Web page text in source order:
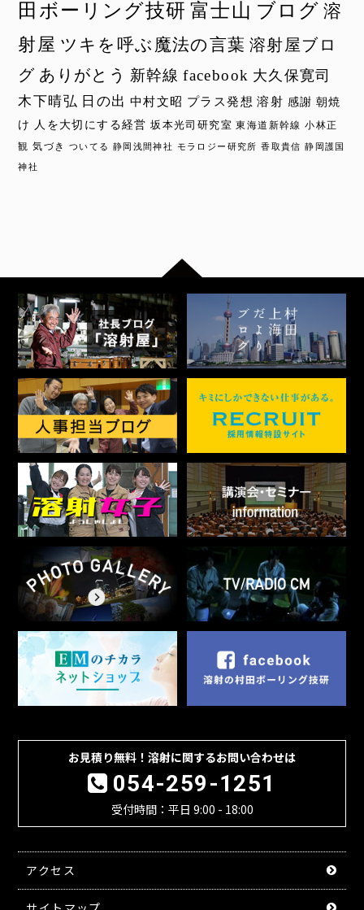
田ボーリング技研 富士山 ブログ 溶
射屋 ツキを呼ぶ魔法の言葉 溶射屋ブロ
グ ありがとう 新幹線 facebook 大久保寛司
木下晴弘 日の出 中村文昭 プラス発想 溶射 感謝 朝焼
け 人を大切にする経営 坂本光司研究室 東海道新幹線 小林正
観 気づき ついてる 静岡浅間神社 モラロジー研究所 香取貴信 静岡護国
神社
お見積り無料！溶射に関するお問い合わせは
054-259-1251
受付時間：平日 9:00 - 18:00
アクセス